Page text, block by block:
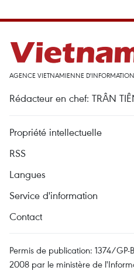
AGENCE VIETNAMIENNE
Rédacteur en chef: TRÂN
Propriété intellectuelle
RSS
Langues
Service d'information
Contact
Permis de publication: 1374/GP-
2008 par le ministère de